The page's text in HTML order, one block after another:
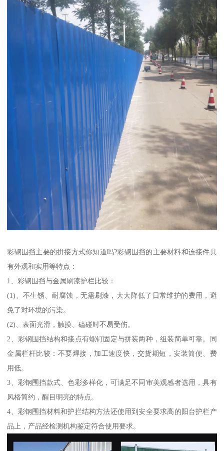
彩钢围挡主要的拼接方式你知道吗?彩钢围挡的主要材料和连接件具
有外观和实用等特点：
1、彩钢围挡与金属刷漆护栏比较：
(1)、不生锈、耐腐蚀，无需刷漆，大大降低了日常维护的费用，避
免了对环境的污染。
(2)、表面光滑，触摸、磕碰时不易受伤。
2、彩钢围挡结构和接点有螺钉固定与拼装两种，组装简单可靠。同
金属栏杆比较：不要焊接，加工速度快，交货期短，安装简便、费
用低。
3、彩钢围挡款式、色彩多样化，可满足不同审美观感者选用，具有
风格简约，醒目明亮的特点。
4、彩钢围挡材料和护拦结构方法还使用到安全要求高的阳台护栏产
品上，产品经检测机构鉴定符合使用要求。